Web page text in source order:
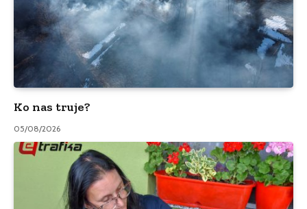
Ko nas truje?
05/08/2026